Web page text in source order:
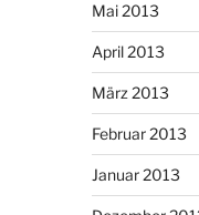
Mai 2013
April 2013
März 2013
Februar 2013
Januar 2013